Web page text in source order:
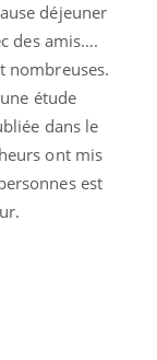
déjeuner
des amis….
nombreuses.
étude
dans le
ont mis
est